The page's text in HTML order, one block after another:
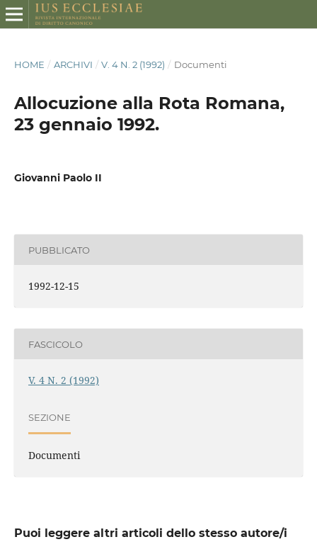
HOME / ARCHIVI / V. 4 N. 2 (1992) / Documenti
Allocuzione alla Rota Romana,
23 gennaio 1992.
Giovanni Paolo II
PUBBLICATO
1992-12-15
FASCICOLO
V. 4 N. 2 (1992)
SEZIONE
Documenti
Puoi leggere altri articoli dello stesso autore/i